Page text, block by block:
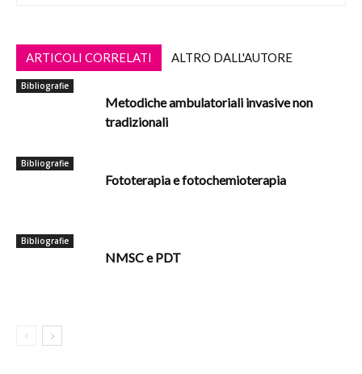
ARTICOLI CORRELATI ALTRO DALL'AUTORE
Bibliografie
Metodiche ambulatoriali invasive non
tradizionali
Bibliografie
Fototerapia e fotochemioterapia
Bibliografie
NMSC e PDT